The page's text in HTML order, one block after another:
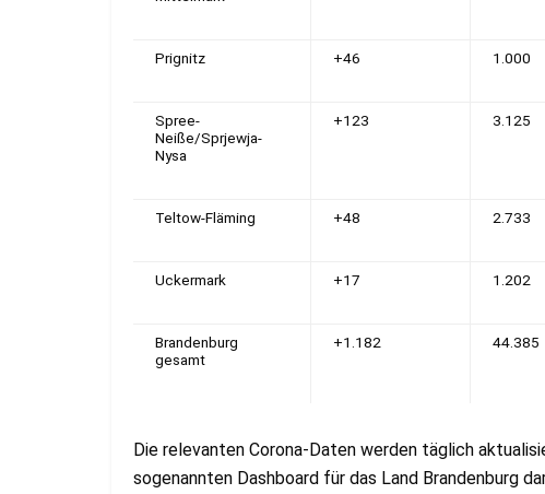
Prignitz +46 1.000
Spree-
Neiße/Sprjewja-
Nysa
+123 3.125
Teltow-Fläming +48 2.733
Uckermark +17 1.202
Brandenburg
gesamt
+1.182 44.385
Die relevanten Corona-Daten werden täglich
sogenannten Dashboard für das Land Brandenburg